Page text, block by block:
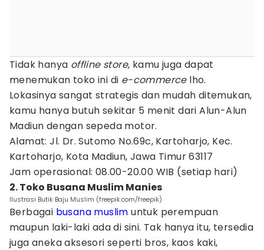
Tidak hanya offline store, kamu juga dapat
menemukan toko ini di e-commercelho.
Lokasinya sangat strategis dan mudah ditemukan,
kamu hanya butuh sekitar 5 menit dari Alun-Alun
Madiun dengan sepeda motor.
Alamat: Jl. Dr. Sutomo No.69c, Kartoharjo, Kec.
Kartoharjo, Kota Madiun, Jawa Timur 63117
Jam operasional: 08.00-20.00 WIB (setiap hari)
2. Toko Busana Muslim Manies
Ilustrasi Butik Baju Muslim (freepik.com/freepik)
Berbagai busana muslim untuk perempuan
maupun laki-laki ada di sini. Tak hanya itu, tersedia
juga aneka aksesori seperti bros, kaos kaki,